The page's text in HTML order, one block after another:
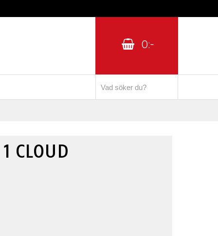
0:-
CLOUD